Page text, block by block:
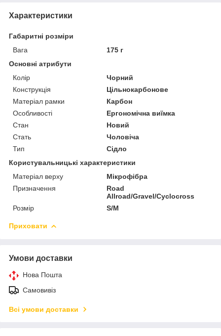
Характеристики
Габаритні розміри
Вага
175 г
Основні атрибути
Колір
Чорний
Конструкція
Цільнокарбонове
Матеріал рамки
Карбон
Особливості
Ергономічна виїмка
Стан
Новий
Стать
Чоловіча
Тип
Сідло
Користувальницькі характеристики
Матеріал верху
Мікрофібра
Призначення
Road
Allroad/Gravel/Cyclocross
Розмір
S/M
Приховати
Умови доставки
Нова Пошта
Самовивіз
Всі умови доставки